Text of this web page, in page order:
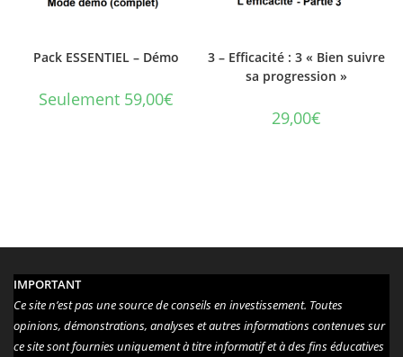
Pack ESSENTIEL – Démo
Seulement 59,00€
3 – Efficacité : 3 « Bien suivre
sa progression »
29,00€
IMPORTANT
Ce site n’est pas une source de conseils en investissement. Toutes
opinions, démonstrations, analyses et autres informations contenues sur
ce site sont fournies uniquement à titre informatif et à des fins éducatives